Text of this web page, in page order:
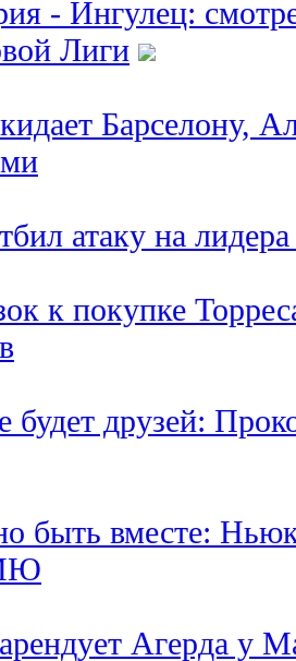
- Ингулец:
Лиги
Барселону,
атаку на
к покупке
будет друзей:
быть вместе:
Агерда у